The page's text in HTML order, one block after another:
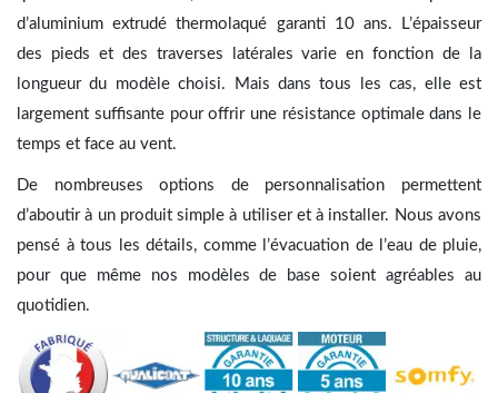
d’aluminium extrudé thermolaqué garanti 10 ans. L’épaisseur
des pieds et des traverses latérales varie en fonction de la
longueur du modèle choisi. Mais dans tous les cas, elle est
largement suffisante pour offrir une résistance optimale dans le
temps et face au vent.
De nombreuses options de personnalisation permettent
d’aboutir à un produit simple à utiliser et à installer. Nous avons
pensé à tous les détails, comme l’évacuation de l’eau de pluie,
pour que même nos modèles de base soient agréables au
quotidien.